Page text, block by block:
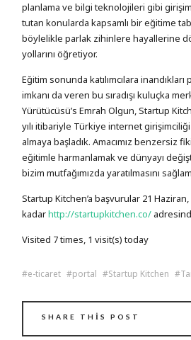
planlama ve bilgi teknolojileri gibi
tutan konularda kapsamlı bir eğitime
böylelikle parlak zihinlere hayallerine
yollarını öğretiyor.
Eğitim sonunda katılımcılara
imkanı da veren bu sıradışı kuluçka
Yürütücüsü’s Emrah Olgun, Startup
yılı itibariyle Türkiye internet
almaya başladık. Amacımız benzersiz
eğitimle harmanlamak ve dünyayı
bizim mutfağımızda yaratılmasını
Startup Kitchen’a başvurular 21
kadarhttp://startupkitchen.co/
Visited 7 times, 1 visit(s) today
e-ticaret portal Startup Kitchen
SHARE THIS POST